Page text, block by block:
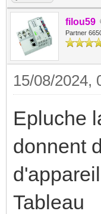
filou59
Partner
15/08/2024,
Epluche
donnent
Tableau